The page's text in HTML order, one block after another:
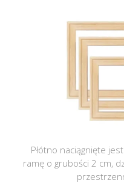
Płótno naciągnięte
ramę o grubości 2 cm,